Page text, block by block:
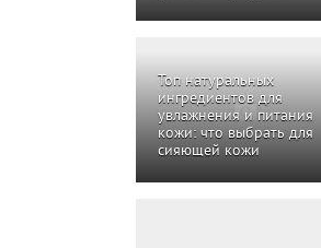
Топ натуральных
ингредиентов для
увлажнения и питания
кожи: что выбрать для
сияющей кожи